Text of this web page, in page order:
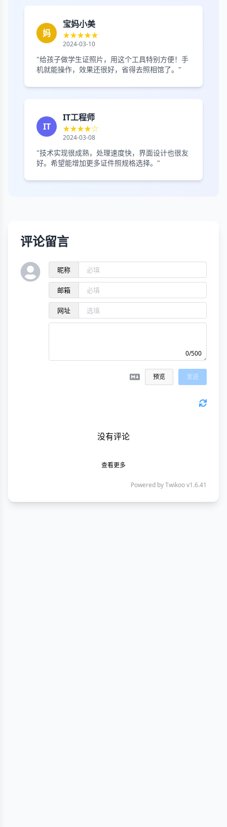
妈
宝妈小美
★★★★★
2024-03-10
"给孩子做学生证照片，用这个工具特别方便！手
机就能操作，效果还很好，省得去照相馆了。"
IT
IT工程师
★★★★☆
2024-03-08
"技术实现很成熟，处理速度快，界面设计也很友
好。希望能增加更多证件照规格选择。"
评论留言
昵称
邮箱
网址
0/500
预览 发送
没有评论
查看更多
Powered byTwikoov1.6.41